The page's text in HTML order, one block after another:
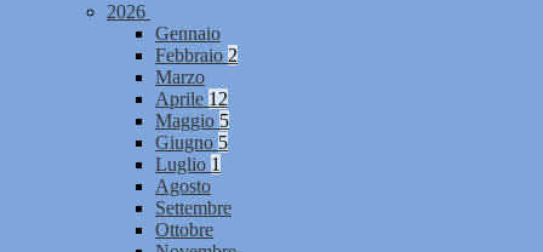
2026
Gennaio
Febbraio 2
Marzo
Aprile 12
Maggio 5
Giugno 5
Luglio 1
Agosto
Settembre
Ottobre